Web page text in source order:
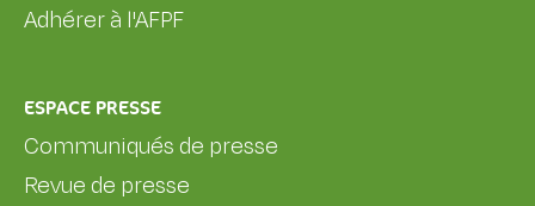
Adhérer à l'AFPF
ESPACE PRESSE
Communiqués de presse
Revue de presse